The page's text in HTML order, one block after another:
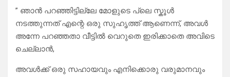
” ഞാൻ പറഞ്ഞിട്ടില്ലേ മോളുടെ പ്ലെ സ്കൂൾ
നടത്തുന്നത് എന്റെ ഒരു സുഹൃത്ത് ആണെന്ന്, അവൾ
അന്നേ പറഞ്ഞതാ വീട്ടിൽ വെറുതെ ഇരിക്കാതെ അവിടെ
ചെല്ലാൻ,
അവൾക്ക് ഒരു സഹായവും എനിക്കൊരു വരുമാനവും